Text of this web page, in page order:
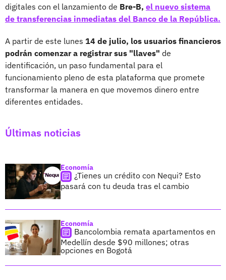
digitales con el lanzamiento de Bre-B, el nuevo sistema
de transferencias inmediatas del Banco de la República.
A partir de este lunes 14 de julio, los usuarios financieros
podrán comenzar a registrar sus "llaves" de
identificación, un paso fundamental para el
funcionamiento pleno de esta plataforma que promete
transformar la manera en que movemos dinero entre
diferentes entidades.
Últimas noticias
Economía
¿Tienes un crédito con Nequi? Esto
pasará con tu deuda tras el cambio
Economía
Bancolombia remata apartamentos en
Medellín desde $90 millones; otras
opciones en Bogotá